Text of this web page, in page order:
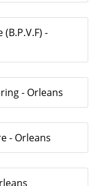
-
- Orleans
- Orleans